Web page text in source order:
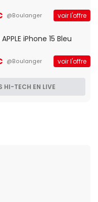
@Boulanger voir l'offre
iPhone 15 Bleu
@Boulanger voir l'offre
HI-TECH EN LIVE